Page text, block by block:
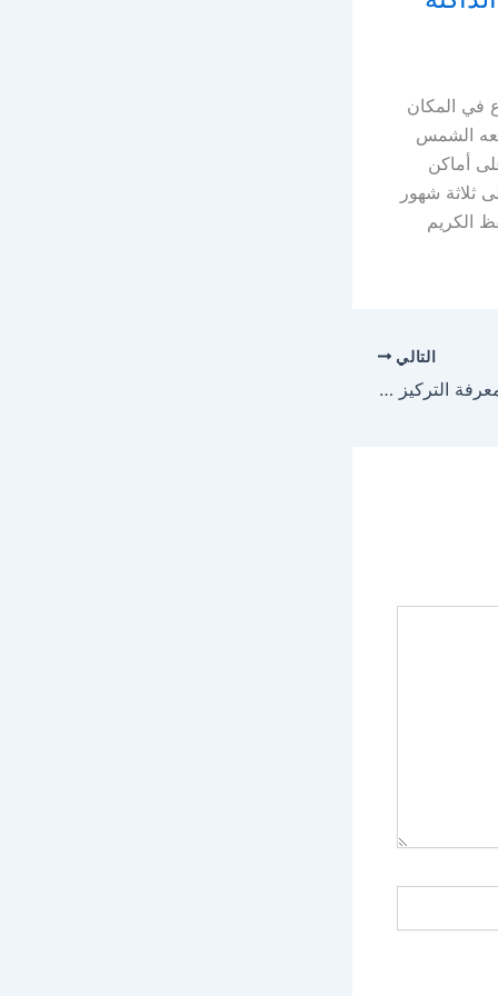
في المكان
الشمس
أماكن
أو حروق، يتم استخدام الكريم من مدة 15 يوم إلى ثلاثة شهور
الكريم
التالي
دواء كونكور Concor ومعرفة التركيز المناسب لعلاج الضغط المرتفع والجرعة المطلوبة